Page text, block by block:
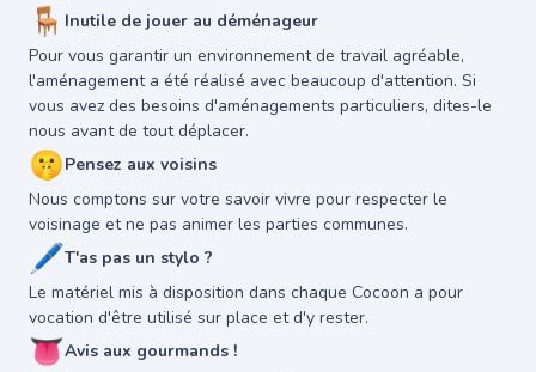
🪑 Inutile de jouer au déménageur
Pour vous garantir un environnement de travail agréable,
l'aménagement a été réalisé avec beaucoup d'attention. Si
vous avez des besoins d'aménagements particuliers, dites-le
nous avant de tout déplacer.
🤫Pensez aux voisins
Nous comptons sur votre savoir vivre pour respecter le
voisinage et ne pas animer les parties communes.
🖊T'as pas un stylo ?
Le matériel mis à disposition dans chaque Cocoon a pour
vocation d'être utilisé sur place et d'y rester.
👅Avis aux gourmands !